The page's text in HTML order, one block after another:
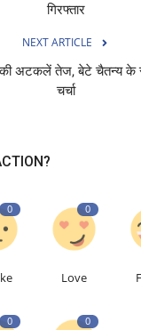
गिरफ्तार
NEXT ARTICLE
अटकलें तेज, बेटे चैतन्य के
चर्चा
0 0
Love
0 0